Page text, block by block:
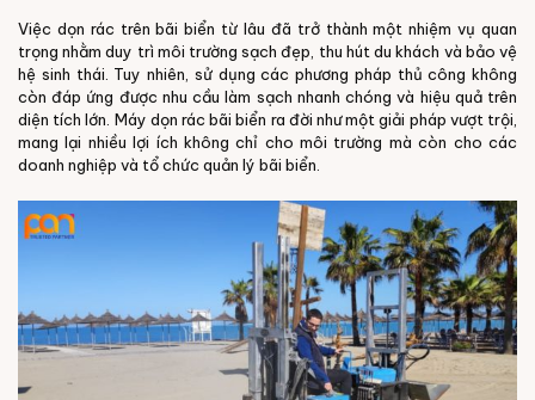
Việc dọn rác trên bãi biển từ lâu đã trở thành một nhiệm vụ quan
trọng nhằm duy trì môi trường sạch đẹp, thu hút du khách và bảo vệ
hệ sinh thái. Tuy nhiên, sử dụng các phương pháp thủ công không
còn đáp ứng được nhu cầu làm sạch nhanh chóng và hiệu quả trên
diện tích lớn. Máy dọn rác bãi biển ra đời như một giải pháp vượt trội,
mang lại nhiều lợi ích không chỉ cho môi trường mà còn cho các
doanh nghiệp và tổ chức quản lý bãi biển.